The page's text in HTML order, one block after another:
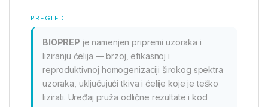
PREGLED
BIOPREP je namenjen pripremi uzoraka i
liziranju ćelija — brzoj, efikasnoj i
reproduktivnoj homogenizaciji širokog spektra
uzoraka, uključujući tkiva i ćelije koje je teško
lizirati. Uređaj pruža odlične rezultate i kod